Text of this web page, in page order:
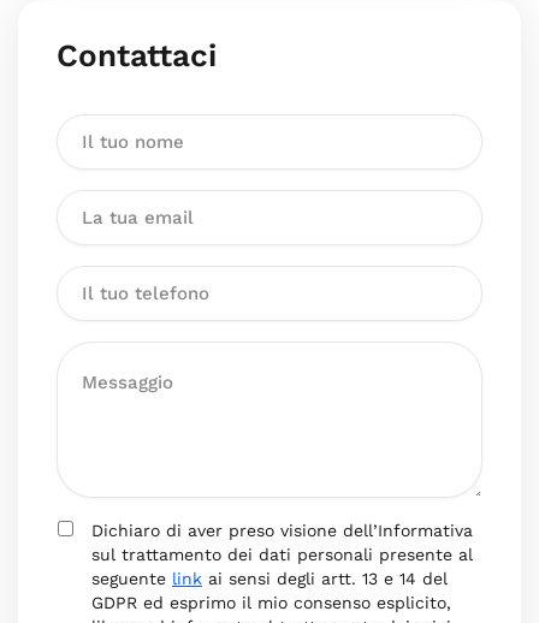
Contattaci
Dichiaro di aver preso visione dell’Informativa
sul trattamento dei dati personali presente al
seguente link ai sensi degli artt. 13 e 14 del
GDPR ed esprimo il mio consenso esplicito,